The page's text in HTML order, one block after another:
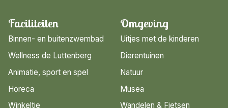
Faciliteiten
Binnen- en buitenzwembad
Wellness de Luttenberg
Animatie, sport en spel
Horeca
Winkeltje
Omgeving
Uitjes met de kinderen
Dierentuinen
Natuur
Musea
Wandelen & Fietsen